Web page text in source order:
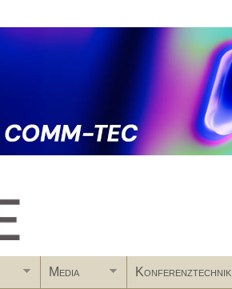
Media Konferenztechnik